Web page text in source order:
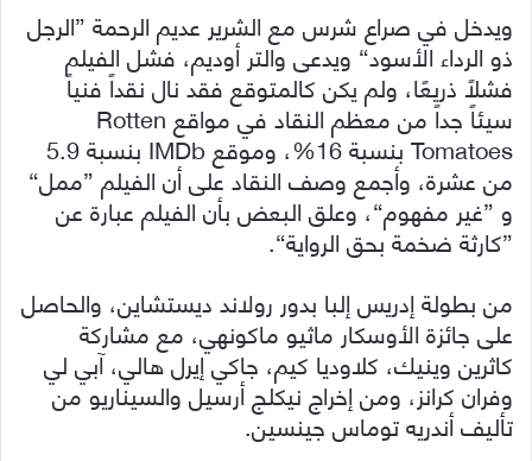
ويدخل في صراع شرس مع الشرير عديم الرحمة ”الرجل
ذو الرداء الأسود“ ويدعى والتر أوديم، فشل الفيلم
فشلاً ذريعًا، ولم يكن كالمتوقع فقد نال نقداً فنياً
سيئاً جداً من معظم النقاد في مواقع Rotten
Tomatoes بنسبة 16%، وموقع IMDb بنسبة 5.9
من عشرة، وأجمع وصف النقاد على أن الفيلم ”ممل“
و ”غير مفهوم“، وعلق البعض بأن الفيلم عبارة عن
”كارثة ضخمة بحق الرواية“.
من بطولة إدريس إلبا بدور رولاند ديستشاين، والحاصل
على جائزة الأوسكار ماثيو ماكونهي، مع مشاركة
كاثرين وينيك، كلاوديا كيم، جاكي إيرل هالي، آبي لي
وفران كرانز، ومن إخراج نيكلج أرسيل والسيناريو من
تأليف أندريه توماس جينسين.